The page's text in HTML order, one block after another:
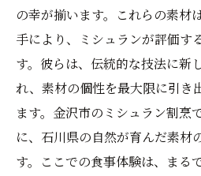
の幸が揃います。これらの素材
手により、ミシュランが評価す
す。彼らは、伝統的な技法に新
れ、素材の個性を最大限に引き
ます。金沢市のミシュラン割烹
に、石川県の自然が育んだ素材
す。ここでの食事体験は、まる